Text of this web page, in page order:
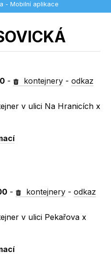
- Mobilní aplikace
- kontejnery -odkaz
v ulici Na Hranicích x
- kontejnery -odkaz
v ulici Pekařova x